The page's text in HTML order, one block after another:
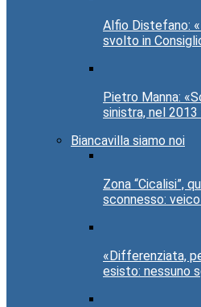
Alfio Distefano:
svolto in
Pietro Manna:
sinistra, nel
Biancavilla siamo noi
Zona “Cicalisi”,
sconnesso:
«Differenziata,
esisto: nessuno